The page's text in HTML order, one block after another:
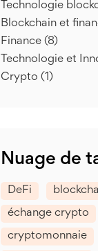
Technologie
Blockchain et
Finance (8)
Technologie et
Crypto (1)
Nuage de
DeFi
échange crypto
cryptomonnaie